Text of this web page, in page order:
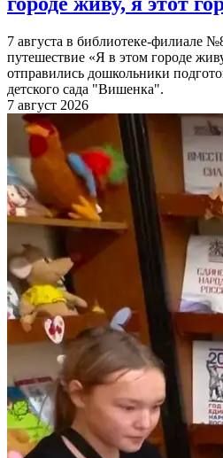
7 августа в библиотеке-филиале
путешествие «Я в этом городе
отправились дошкольники
детского сада "Вишенка".
7 август 2026